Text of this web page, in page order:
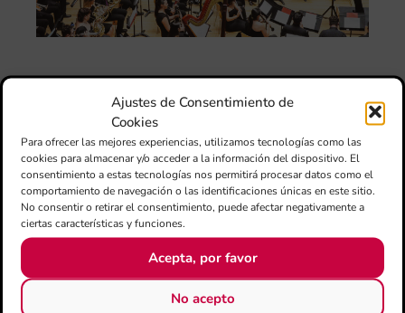
Ajustes de Consentimiento de
Cookies
Para ofrecer las mejores experiencias, utilizamos tecnologías como las
cookies para almacenar y/o acceder a la información del dispositivo. El
consentimiento a estas tecnologías nos permitirá procesar datos como el
comportamiento de navegación o las identificaciones únicas en este sitio.
No consentir o retirar el consentimiento, puede afectar negativamente a
ciertas características y funciones.
Acepta, por favor
No acepto